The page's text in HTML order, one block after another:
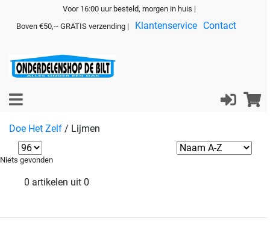
Voor 16:00 uur besteld, morgen in huis |
Boven €50,-- GRATIS verzending |
Klantenservice Contact
Doe Het Zelf / Lijmen
Niets gevonden
0 artikelen uit 0